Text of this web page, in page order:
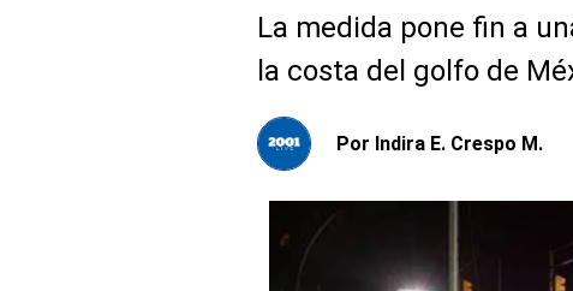
La medida pone fin a
la costa del golfo de
Por Indira E. Crespo M.